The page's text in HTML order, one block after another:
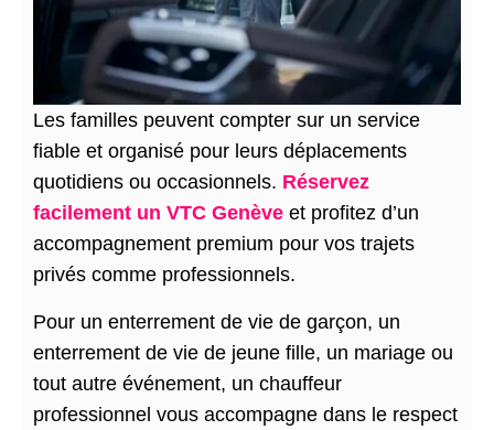
Les familles peuvent compter sur un service
fiable et organisé pour leurs déplacements
quotidiens ou occasionnels. Réservez
facilement un VTC Genève et profitez d’un
accompagnement premium pour vos trajets
privés comme professionnels.
Pour un enterrement de vie de garçon, un
enterrement de vie de jeune fille, un mariage ou
tout autre événement, un chauffeur
professionnel vous accompagne dans le respect